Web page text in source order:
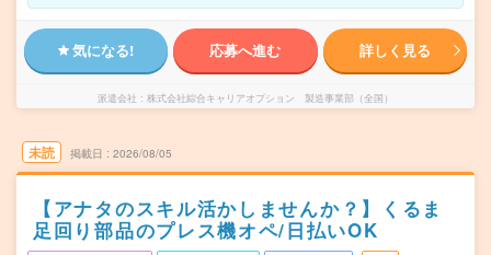
気になる! 応募へ進む 詳しく見る
派遣会社 株式会社綜合キャリアオプション 製造事業部（全国）
未読 掲載日 2026/08/05
【アナタのスキル活かしませんか？】くるま
足回り部品のプレス機オペ/日払いOK